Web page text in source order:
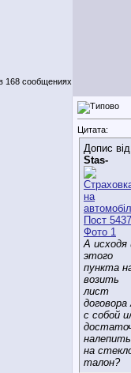
168 сообщениях
Цитата:
Допис
Stas-
А исходя
этого
пункта
возить
лист
договора
с собой
налепить
на
талон?